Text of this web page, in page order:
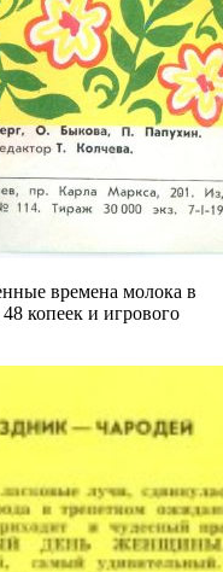
времена молока в
копеек и игрового